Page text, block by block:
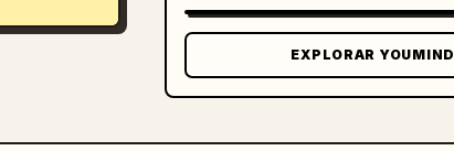
EXPLORAR YOUMIND